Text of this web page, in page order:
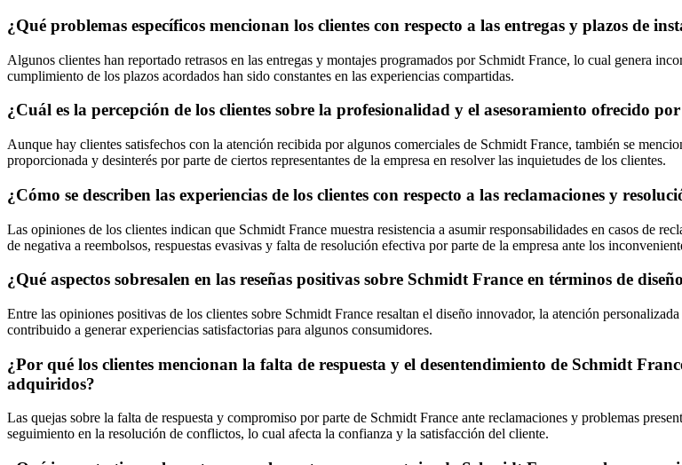
¿Qué problemas específicos mencionan los clientes con respecto a las entregas y plazos de
Algunos clientes han reportado retrasos en las entregas y montajes programados por Schmidt France, lo cual genera
cumplimiento de los plazos acordados han sido constantes en las experiencias compartidas.
¿Cuál es la percepción de los clientes sobre la profesionalidad y el asesoramiento ofrecido
Aunque hay clientes satisfechos con la atención recibida por algunos comerciales de Schmidt France, también se
proporcionada y desinterés por parte de ciertos representantes de la empresa en resolver las inquietudes de los clientes.
¿Cómo se describen las experiencias de los clientes con respecto a las reclamaciones y
Las opiniones de los clientes indican que Schmidt France muestra resistencia a asumir responsabilidades en casos de
de negativa a reembolsos, respuestas evasivas y falta de resolución efectiva por parte de la empresa ante los
¿Qué aspectos sobresalen en las reseñas positivas sobre Schmidt France en términos de
Entre las opiniones positivas de los clientes sobre Schmidt France resaltan el diseño innovador, la atención
contribuido a generar experiencias satisfactorias para algunos consumidores.
¿Por qué los clientes mencionan la falta de respuesta y el desentendimiento de Schmidt
adquiridos?
Las quejas sobre la falta de respuesta y compromiso por parte de Schmidt France ante reclamaciones y problemas
seguimiento en la resolución de conflictos, lo cual afecta la confianza y la satisfacción del cliente.